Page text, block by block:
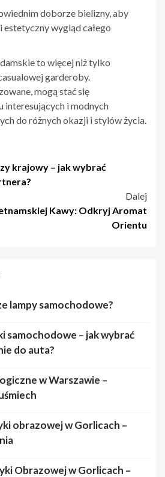
doborze bielizny, aby
wygląd całego
to więcej niż tylko
garderoby.
mogą stać się
interesujących i modnych
do różnych okazji i stylów życia.
krajowy – jak wybrać
Dalej
Kawy: Odkryj Aromat
Orientu
lampy samochodowe?
samochodowe – jak wybrać
do auta?
w Warszawie –
obrazowej w Gorlicach –
Obrazowej w Gorlicach –